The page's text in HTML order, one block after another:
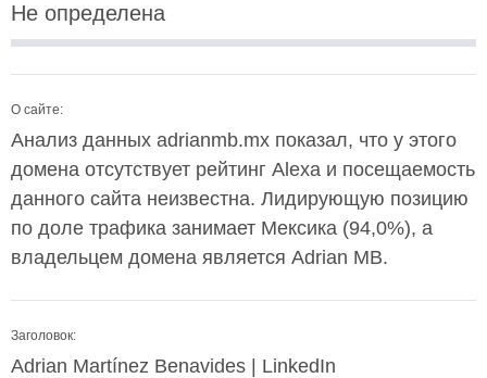
Не определена
О сайте:
Анализ данных adrianmb.mx показал, что у этого
домена отсутствует рейтинг Alexa и посещаемость
данного сайта неизвестна. Лидирующую позицию
по доле трафика занимает Мексика (94,0%), а
владельцем домена является Adrian MB.
Заголовок:
Adrian Martínez Benavides | LinkedIn